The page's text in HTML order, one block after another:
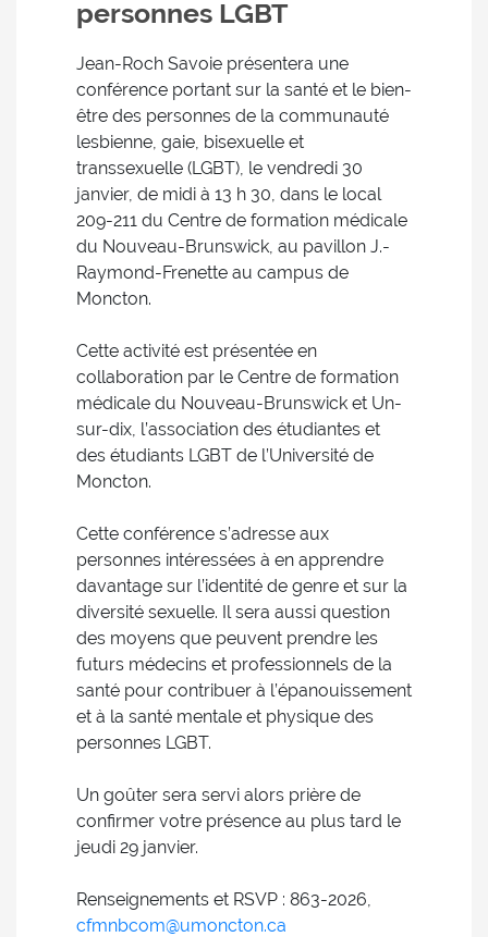
personnes LGBT
Jean-Roch Savoie présentera une
conférence portant sur la santé et le bien-
être des personnes de la communauté
lesbienne, gaie, bisexuelle et
transsexuelle (LGBT), le vendredi 30
janvier, de midi à 13 h 30, dans le local
209-211 du Centre de formation médicale
du Nouveau-Brunswick, au pavillon J.-
Raymond-Frenette au campus de
Moncton.
Cette activité est présentée en
collaboration par le Centre de formation
médicale du Nouveau-Brunswick et Un-
sur-dix, l’association des étudiantes et
des étudiants LGBT de l’Université de
Moncton.
Cette conférence s’adresse aux
personnes intéressées à en apprendre
davantage sur l’identité de genre et sur la
diversité sexuelle. Il sera aussi question
des moyens que peuvent prendre les
futurs médecins et professionnels de la
santé pour contribuer à l’épanouissement
et à la santé mentale et physique des
personnes LGBT.
Un goûter sera servi alors prière de
confirmer votre présence au plus tard le
jeudi 29 janvier.
Renseignements et RSVP : 863-2026,
cfmnbcom@umoncton.ca